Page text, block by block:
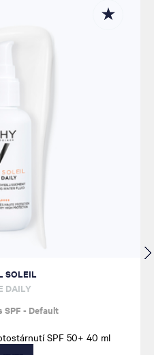
SOLEIL
DAILY
SPF - Default
SPF 50+ 40 ml